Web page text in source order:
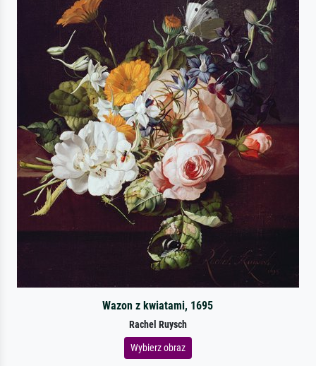
Wazon z kwiatami, 1695
Rachel Ruysch
Wybierz obraz